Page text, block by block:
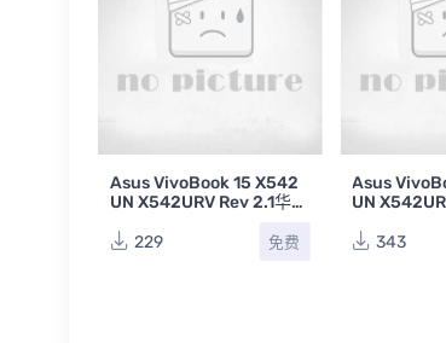
Asus VivoBook 15 X542
UN X542URV Rev 2.1华硕
229
免费
Asus
UN
343